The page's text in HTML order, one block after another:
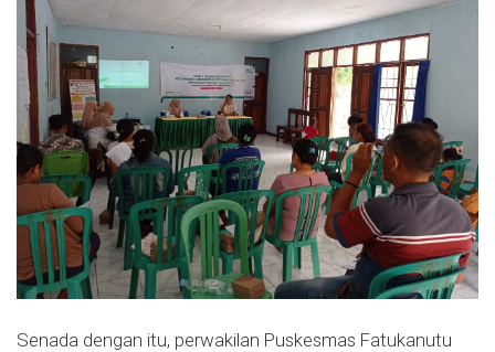
Senada dengan itu, perwakilan Puskesmas Fatukanutu